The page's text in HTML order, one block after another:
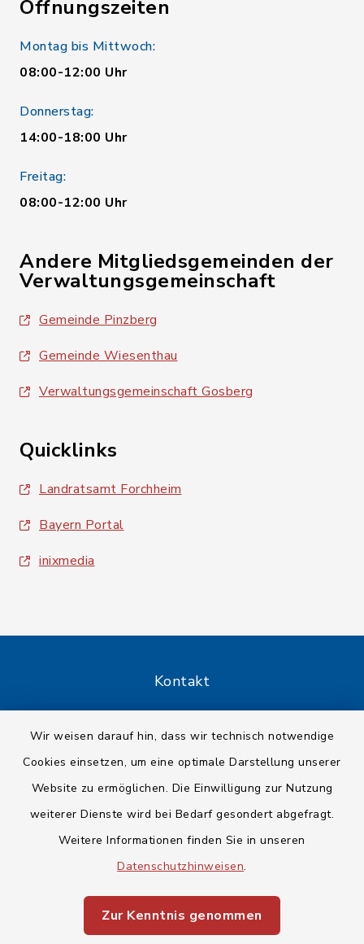
Wir weisen darauf hin, dass wir technisch notwendige
Cookies einsetzen, um eine optimale Darstellung unserer
Website zu ermöglichen. Die Einwilligung zur Nutzung
weiterer Dienste wird bei Bedarf gesondert abgefragt.
Weitere Informationen finden Sie in unseren
Datenschutzhinweisen.
Zur Kenntnis genommen
Öffnungszeiten
Montag bis Mittwoch:
08:00-12:00 Uhr
Donnerstag:
14:00-18:00 Uhr
Freitag:
08:00-12:00 Uhr
Andere Mitgliedsgemeinden der
Verwaltungsgemeinschaft
Gemeinde Pinzberg
Gemeinde Wiesenthau
Verwaltungsgemeinschaft Gosberg
Quicklinks
Landratsamt Forchheim
Bayern Portal
inixmedia
Kontakt
Datenschutz
Impressum
Sitemap
Cookie-Einstellungen